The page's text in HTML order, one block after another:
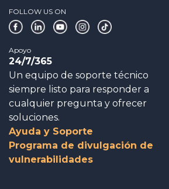
FOLLOW US ON
Apoyo
24/7/365
Un equipo de soporte técnico
siempre listo para responder a
cualquier pregunta y ofrecer
soluciones.
Ayuda y Soporte
Programa de divulgación de
vulnerabilidades